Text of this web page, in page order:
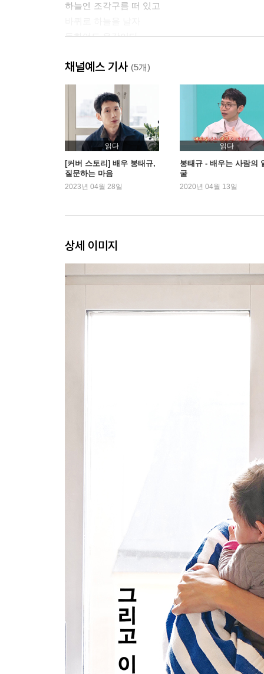
하늘엔 조각구름 떠 있고
동화여도 유감이다
0.5시간
# 지구별에 온 우리 딸
원지와 태규
어떻게 된 거냐면 말이죠
무례하지만 할 말은 할게요
엉큼하지만 귀찮아도
할 건 했음 좋겠다
12월 1일, 5월 21일
# 미안해요
나도 그 사람
채널예스 기사 (5개)
읽다
[커버 스토리] 배우 봉태규,
질문하는 마음
2023년 04월 28일
읽다
봉태규 - 배우는 사람의
굴
2020년 04월 13일
상세 이미지